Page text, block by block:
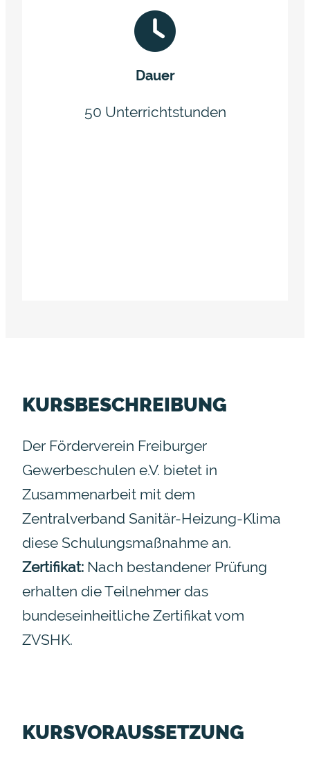
Dauer
50 Unterrichtstunden
KURSBESCHREIBUNG
Der Förderverein Freiburger
Gewerbeschulen e.V. bietet in
Zusammenarbeit mit dem
Zentralverband Sanitär-Heizung-Klima
diese Schulungsmaßnahme an.
Zertifikat: Nach bestandener Prüfung
erhalten die Teilnehmer das
bundeseinheitliche Zertifikat vom
ZVSHK.
KURSVORAUSSETZUNG